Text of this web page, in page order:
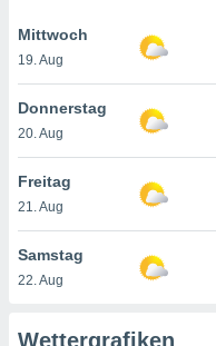
nicht
von
und
auf
klicken.
Mittwoch
19. Aug
Donnerstag
20. Aug
Freitag
21. Aug
Samstag
22. Aug
Wettergrafiken